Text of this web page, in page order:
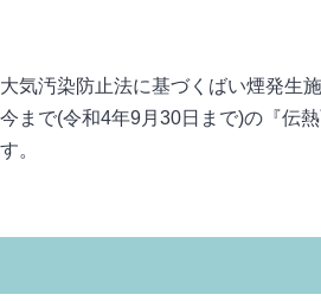
大気汚染防止法に基づくばい煙発
今まで(令和4年9月30日まで)の『伝
す。